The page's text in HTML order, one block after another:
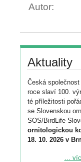
Autor:
Aktuality
Česká
roce slaví 100.
té příležitosti
se Slovenskou
SOS/BirdLife
ornitologickou
18. 10. 2026 v
Podrobnější ...